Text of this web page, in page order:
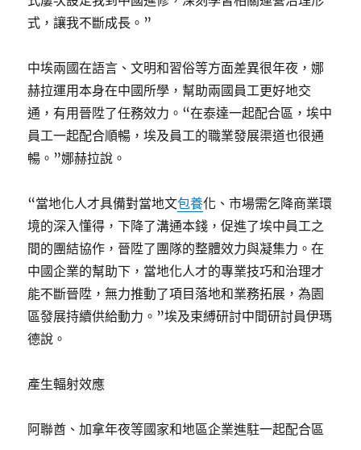
式，讓我不斷成長。”
中埃兩國在語言、文明和習俗等方面差異很年夜，娜
赫拉運用本身在中國所學，幫助兩國員工更好地交
通，有用晉陞了任務效力。“在泰達一起配合區，埃中
員工一起配合順暢，埃及員工的職業發展渠道也很通
暢。”娜赫拉說。
“當地化人才具備對當地文包養化、市場需乞降商業環
境的深入懂得，下降了溝通本錢，促進了埃中員工之
間的團結協作，晉陞了團隊的整體效力與凝集力。在
中國企業的幫助下，當地化人才的專業技巧和治理才
能不斷晉陞，無力推動了項目落地和業務拓展，為園
區發展持續供給動力。”埃及束縛研討中間研討員伊瑪
德說。
產生輻射效應
阿聯酋、加拿年夜等國家和地區企業進駐一起配合區